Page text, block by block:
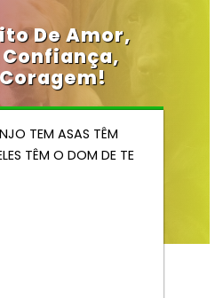
De Amor,
TEM ASAS TÊM
TÊM O DOM DE TE